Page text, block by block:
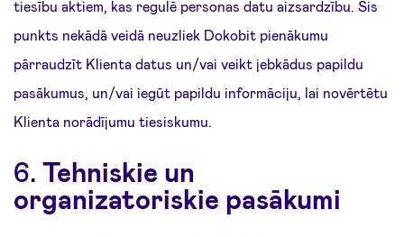
tiesību aktiem, kas regulē personas datu aizsardzību. Šis
punkts nekādā veidā neuzliek Dokobit pienākumu
pārraudzīt Klienta datus un/vai veikt jebkādus papildu
pasākumus, un/vai iegūt papildu informāciju, lai novērtētu
Klienta norādījumu tiesiskumu.
6. Tehniskie un
organizatoriskie pasākumi